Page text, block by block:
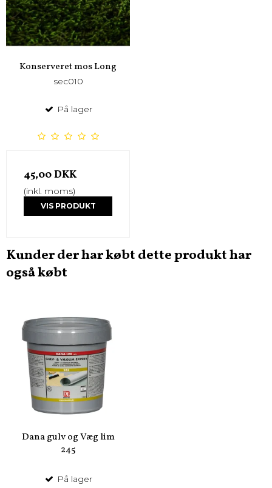
Konserveret mos Long
sec010
På lager
45,00 DKK
(inkl. moms)
VIS PRODUKT
Kunder der har købt dette produkt har
også købt
Dana gulv og Væg lim
245
På lager